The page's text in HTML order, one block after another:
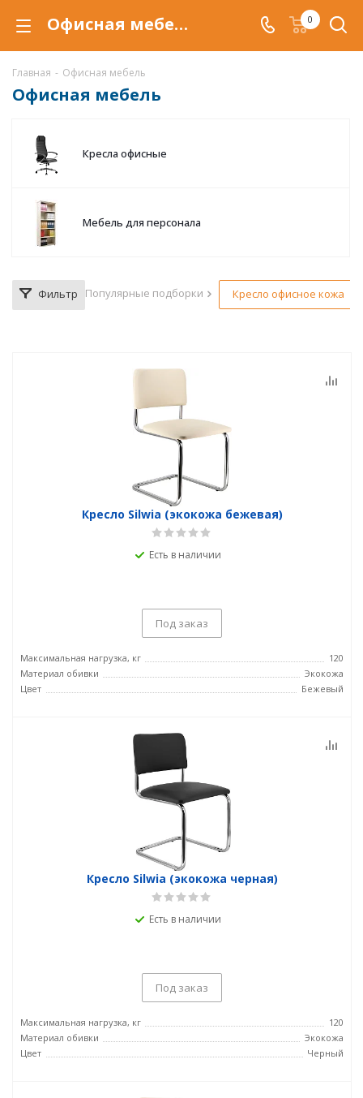
Офисная мебель в Тюмени, купить мебель для офиса по низкой цене с доставкой 0
Главная - Офисная мебель
Офисная мебель
Кресла офисные
Мебель для персонала
Фильтр Популярные подборки Кресло офисное кожа
Кресло Silwia (экокожа бежевая)
Есть в наличии
Под заказ
Максимальная нагрузка, кг
120
Материал обивки
Экокожа
Цвет
Бежевый
Кресло Silwia (экокожа черная)
Есть в наличии
Под заказ
Максимальная нагрузка, кг
120
Материал обивки
Экокожа
Цвет
Черный